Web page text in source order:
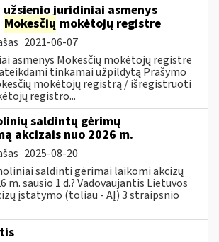
užsienio juridiniai asmenys
Mokesčių mokėtojų registre
2021-06-07
asmenys Mokesčių mokėtojų registre
tinkamai užpildytą Prašymo
mokėtojų registrą / išregistruoti
registro...
saldintų gėrimų
akcizais nuo 2026 m.
2025-08-20
saldinti gėrimai laikomi akcizų
m. sausio 1 d.? Vadovaujantis Lietuvos
įstatymo (toliau - AĮ) 3 straipsnio